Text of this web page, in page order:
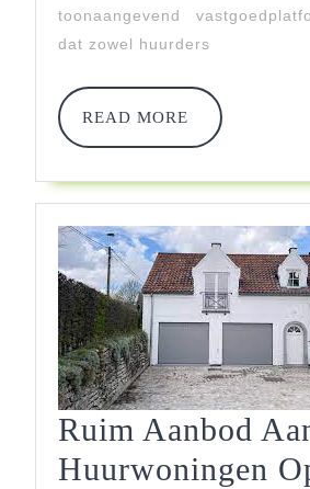
Huur
Nu
Jouw
Woning
Via
toonaangevend
dat zowel huurders
READ MORE
READ
MORE
Ruim Aanbod
Huurwoningen